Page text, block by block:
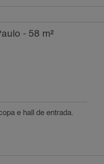
- 58 m²
e hall de entrada.